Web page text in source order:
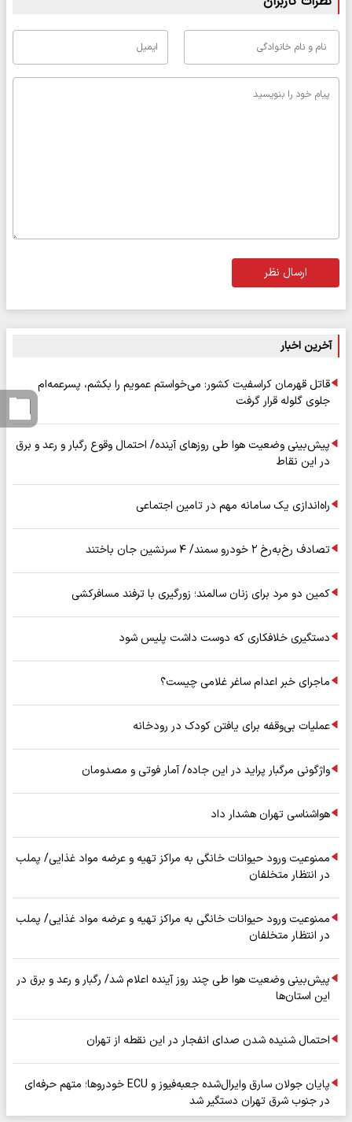
ارسال نظر
آخرین اخبار
قاتل قهرمان کراسفیت کشور: می‌خواستم عمویم را بکشم، پسرعمه‌ام
جلوی گلوله قرار گرفت
پیش‌بینی وضعیت هوا طی روزهای آینده/ احتمال وقوع رگبار و رعد و برق
در این نقاط
راه‌اندازی یک سامانه مهم در تامین اجتماعی
تصادف رخ‌به‌رخ ۲ خودرو سمند/ ۴ سرنشین جان باختند
کمین دو مرد برای زنان سالمند؛ زورگیری با ترفند مسافرکشی
دستگیری خلافکاری که دوست داشت پلیس شود
ماجرای خبر اعدام ساغر غلامی چیست؟
عملیات بی‌وقفه برای یافتن کودک در رودخانه
واژگونی مرگبار پراید در این جاده/ آمار فوتی و مصدومان
هواشناسی تهران هشدار داد
ممنوعیت ورود حیوانات خانگی به مراکز تهیه و عرضه مواد غذایی/ پملب
در انتظار متخلفان
ممنوعیت ورود حیوانات خانگی به مراکز تهیه و عرضه مواد غذایی/ پملب
در انتظار متخلفان
پیش‌بینی وضعیت هوا طی چند روز آینده اعلام شد/ رگبار و رعد و برق در
این استان‌ها
احتمال شنیده شدن صدای انفجار در این نقطه از تهران
پایان جولان سارق وایرال‌شده جعبه‌فیوز و ECU خودروها؛ متهم حرفه‌ای
در جنوب شرق تهران دستگیر شد